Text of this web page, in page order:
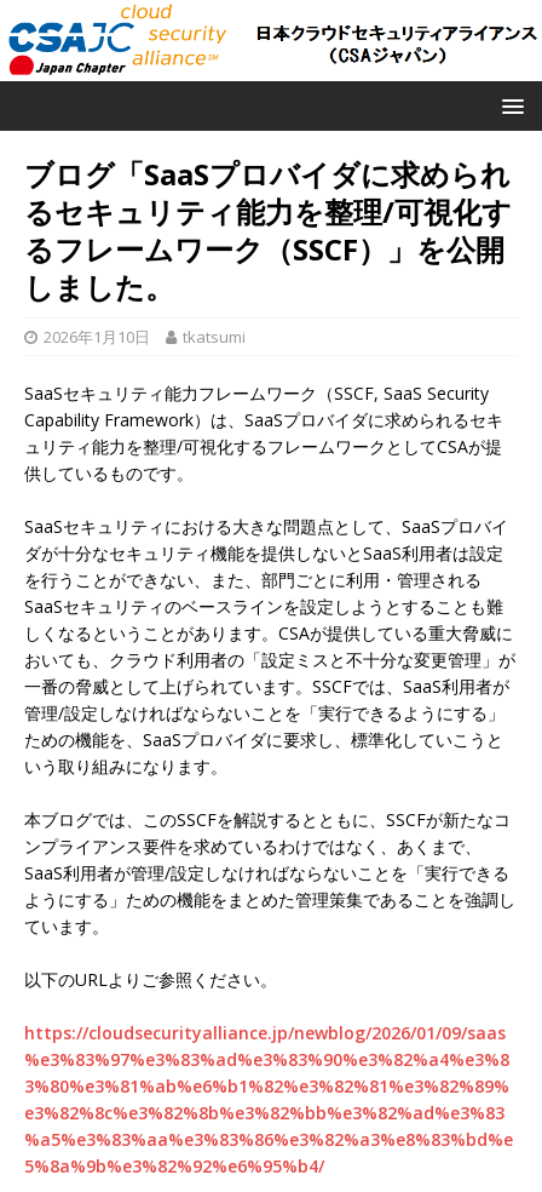
ブログ「SaaSプロバイダに求められ
るセキュリティ能力を整理/可視化す
るフレームワーク（SSCF）」を公開
しました。
2026年1月10日 tkatsumi
SaaSセキュリティ能力フレームワーク（SSCF, SaaS Security
Capability Framework）は、SaaSプロバイダに求められるセキ
ュリティ能力を整理/可視化するフレームワークとしてCSAが提
供しているものです。
SaaSセキュリティにおける大きな問題点として、SaaSプロバイ
ダが十分なセキュリティ機能を提供しないとSaaS利用者は設定
を行うことができない、また、部門ごとに利用・管理される
SaaSセキュリティのベースラインを設定しようとすることも難
しくなるということがあります。CSAが提供している重大脅威に
おいても、クラウド利用者の「設定ミスと不十分な変更管理」が
一番の脅威として上げられています。SSCFでは、SaaS利用者が
管理/設定しなければならないことを「実行できるようにする」
ための機能を、SaaSプロバイダに要求し、標準化していこうと
いう取り組みになります。
本ブログでは、このSSCFを解説するとともに、SSCFが新たなコ
ンプライアンス要件を求めているわけではなく、あくまで、
SaaS利用者が管理/設定しなければならないことを「実行できる
ようにする」ための機能をまとめた管理策集であることを強調し
ています。
以下のURLよりご参照ください。
https://cloudsecurityalliance.jp/newblog/2026/01/09/saas
%e3%83%97%e3%83%ad%e3%83%90%e3%82%a4%e3%8
3%80%e3%81%ab%e6%b1%82%e3%82%81%e3%82%89%
e3%82%8c%e3%82%8b%e3%82%bb%e3%82%ad%e3%83
%a5%e3%83%aa%e3%83%86%e3%82%a3%e8%83%bd%e
5%8a%9b%e3%82%92%e6%95%b4/